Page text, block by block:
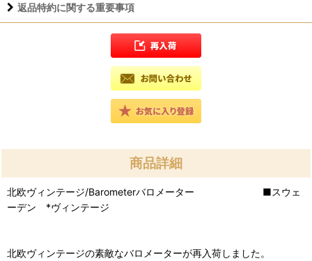
返品特約に関する重要事項
商品詳細
北欧ヴィンテージ/Barometerバロメーター ■スウェ
ーデン *ヴィンテージ
北欧ヴィンテージの素敵なバロメーターが再入荷しました。